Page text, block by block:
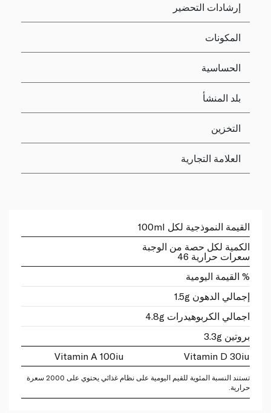
إرشادات التحضير
المكونات
الحساسية
بلد المنشأ
التخزين
العلامة التجارية
القيمة النموذجية لكل 100ml
الكمية لكل حصة من الوجبة
سعرات حرارية 46
% القيمة اليومية
إجمالي الدهون 1.5g
اجمالي الكربوهيدرات 4.8g
بروتين 3.3g
Vitamin A 100iu
Vitamin D 30iu
تستند النسبة المئوية للقيم اليومية على نظام غذائي يحتوي على 2000 سعرة
حرارية.